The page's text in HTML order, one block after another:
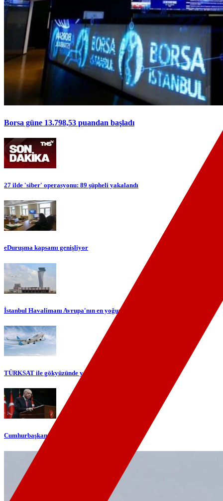
Borsa güne 13.798,53 puandan başladı
27 ilde 'siber' operasyonu: 89 şüpheli yakalandı
eDuruşma kapsamı genişliyor
İstanbul Havalimanı Avrupa'nın en yoğun havalimanı oldu
TÜRKSAT ile gökyüzünde yerli internet dönemi başlıyor
Cumhurbaşkanı Erdoğan'dan telefon diplomasisi